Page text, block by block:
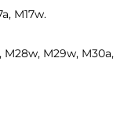
M17w.
M29w, M30a,